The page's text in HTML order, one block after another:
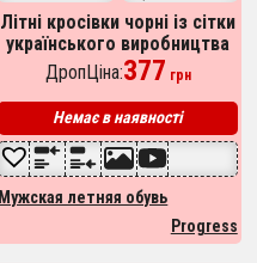
Літні кросівки чорні із сітки
українського виробництва
41р 26.5см
ДропЦіна:377 грн
Немає в наявності
Мужская летняя обувь
Progress